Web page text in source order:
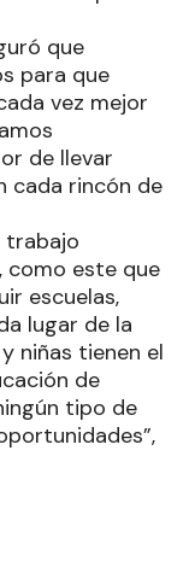
que
para que
vez mejor
de llevar
cada rincón de
trabajo
como este que
escuelas,
lugar de la
niñas tienen el
de
tipo de